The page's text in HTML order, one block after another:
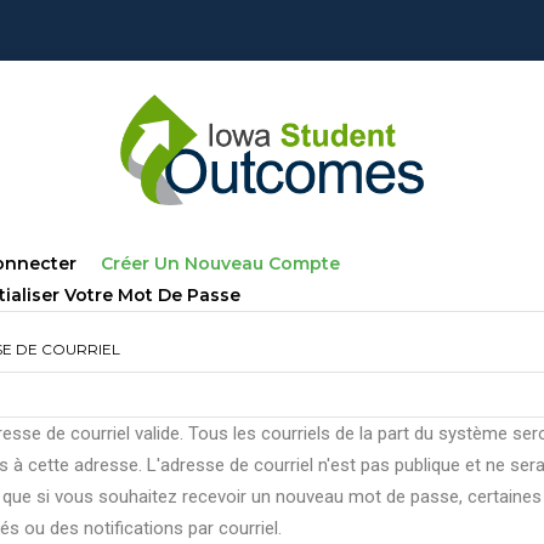
Créer Un Nouveau Compte
Votre Mot De Passe
DE COURRIEL
de courriel valide. Tous les courriels de la part du système
à cette adresse. L'adresse de courriel n'est pas publique et ne sera
si vous souhaitez recevoir un nouveau mot de passe, certaines
ou des notifications par courriel.